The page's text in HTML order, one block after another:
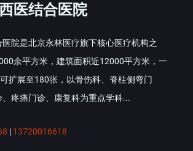
医结合医院
院是北京永林医疗旗下核心医疗机构之
余平方米，建筑面积近12000平方米，一
扩展至180张，以骨伤科、脊柱侧弯门
疼痛门诊、康复科为重点学科...
| 13720016618